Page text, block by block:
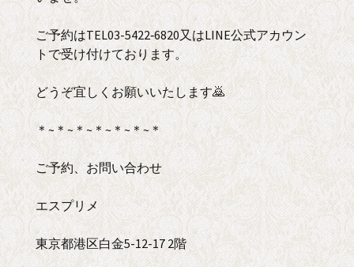
ご予約はTEL03-5422‐6820又はLINE公式アカウン
トで受け付けております。
どうぞ宜しくお願いいたします🙇
＊~＊~＊~＊~＊~＊~＊
ご予約、お問い合わせ
エスプリメ
東京都港区白金5-12-17 2階